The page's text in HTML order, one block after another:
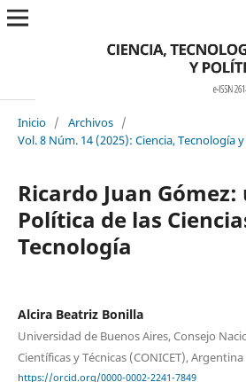
Inicio / Archivos /
Vol. 8 Núm. 14 (2025): Ciencia, Tecnología
Ricardo Juan
Política de las
Tecnología
Alcira Beatriz Bonilla
Universidad de Buenos Aires, Consejo
Científicas y Técnicas (CONICET), Argentina
https://orcid.org/0000-0002-2241-7849